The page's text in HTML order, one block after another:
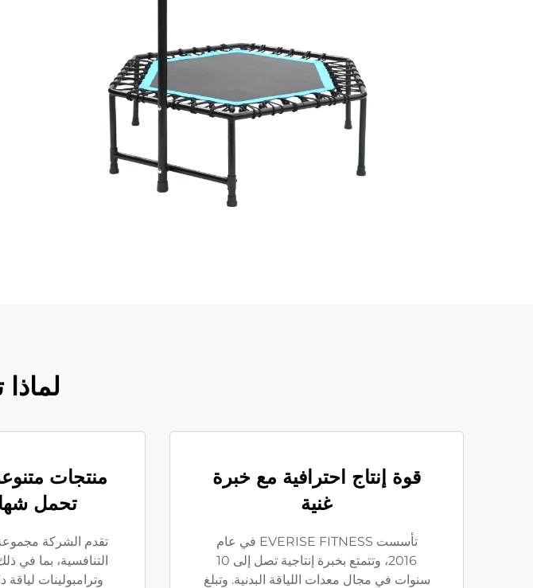
لماذا
قوة إنتاج احترافية مع خبرة
غنية
تأسست EVERISE FITNESS في عام
2016، وتتمتع بخبرة إنتاجية تصل إلى 10
سنوات في مجال معدات اللياقة البدنية. وتبلغ
منتجات
تحمل
تقدم الشركة
التنافسية، بما في
وترامبولينات لياقة